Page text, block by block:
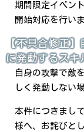
期間限定イベン
開始対応を行い
【不具合修正
に発動するスキ
自身の攻撃で敵
しく発動しない
本件につきまし
様へ、お詫びと